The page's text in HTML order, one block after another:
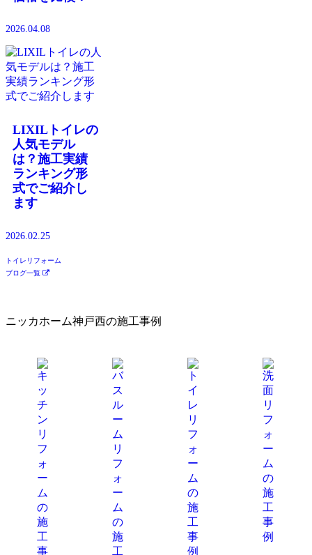
2026.04.08
LIXILトイレの
人気モデル
は？施工実績
ランキング形
式でご紹介し
ます
2026.02.25
トイレリフォーム
ブログ一覧
ニッカホーム神戸西の施工事例